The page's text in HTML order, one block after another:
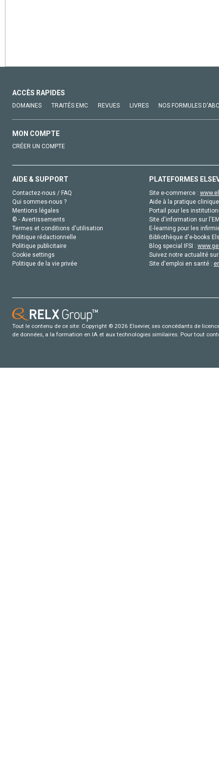
ACCÈS RAPIDES
DOMAINES TRAITÉS EMC REVUES LIVRES NOS FORMULES
MON COMPTE
CRÉER UN COMPTE
AIDE & SUPPORT
Contactez-nous / FAQ
Qui sommes-nous ?
Mentions légales
© - Avertissements
Termes et conditions d'utilisation
Politique rédactionnelle
Politique publicitaire
Cookie settings
Politique de la vie privée
PLATEFORMES
Site e-commerce :
Aide à la pratique
Portail pour les
Site d'information sur
E-learning pour les
Bibliothèque d'e-books
Blog special IFSI :
Suivez notre actualité
Site d'emploi en santé :
Tout le contenu de ce site: Copyright © 2026 Elsevier, ses concédants de
de données, a la formation en IA et aux technologies similaires. Pour tout